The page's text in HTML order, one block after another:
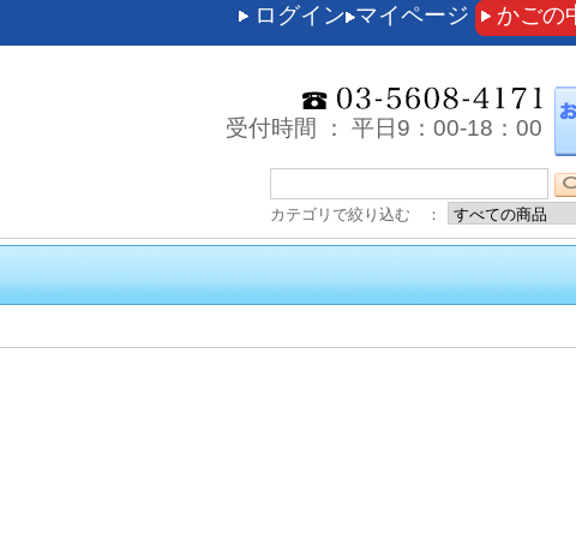
かごの
ログイン マイページ
受付時間 ： 平日9：00-18：00
カテゴリで絞り込む ：